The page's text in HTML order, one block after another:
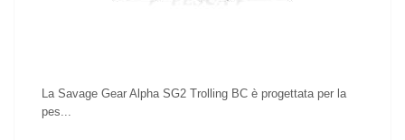
La Savage Gear Alpha SG2 Trolling BC è progettata per la
pes...